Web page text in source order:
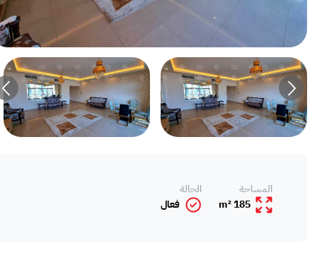
المساحة
185 m²
الحالة
فعال